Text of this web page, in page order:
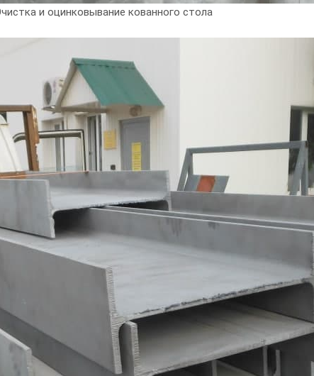
и оцинковывание кованного стола